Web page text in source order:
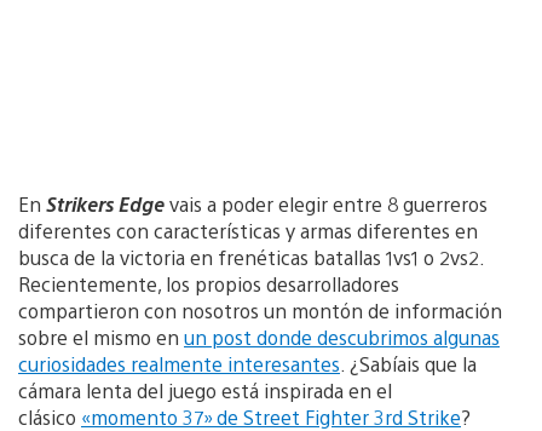
En Strikers Edgevais a poder elegirentre 8 guerreros
diferentes con características y armas diferentes en
busca de la victoria en frenéticas batallas 1vs1 o 2vs2.
Recientemente, los propios desarrolladores
compartieron con nosotros un montón de información
sobre el mismo en un post donde descubrimos algunas
curiosidades realmente interesantes . ¿Sabíais que la
cámara lenta del juego está inspirada en el
clásico «momento 37» de Street Fighter 3rd Strike?